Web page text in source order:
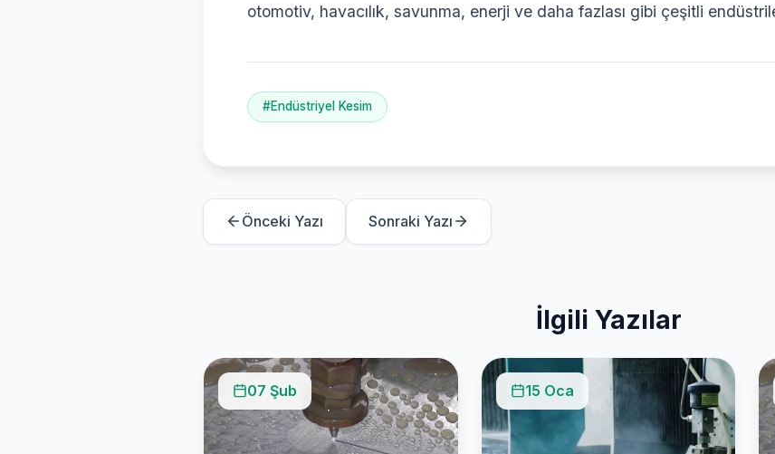
otomotiv, havacılık, savunma, enerji ve daha fazlası gibi çeşitli
#Endüstriyel Kesim
Önceki Yazı Sonraki Yazı
İlgili Yazılar
07 Şub 15 Oca